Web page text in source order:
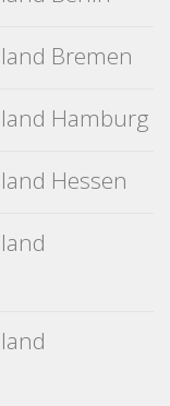
Bremen
Hamburg
Hessen